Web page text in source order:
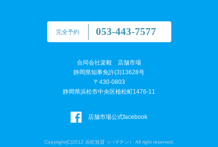
完全予約 053-443-7577
合同会社楽毅 店舗市場
静岡県知事免許(3)13628号
〒430-0803
静岡県浜松市中央区植松町1476-11
店舗市場公式facebook
Copyright(C)2012 浜松賃貸（ハマチン） All right reserved.